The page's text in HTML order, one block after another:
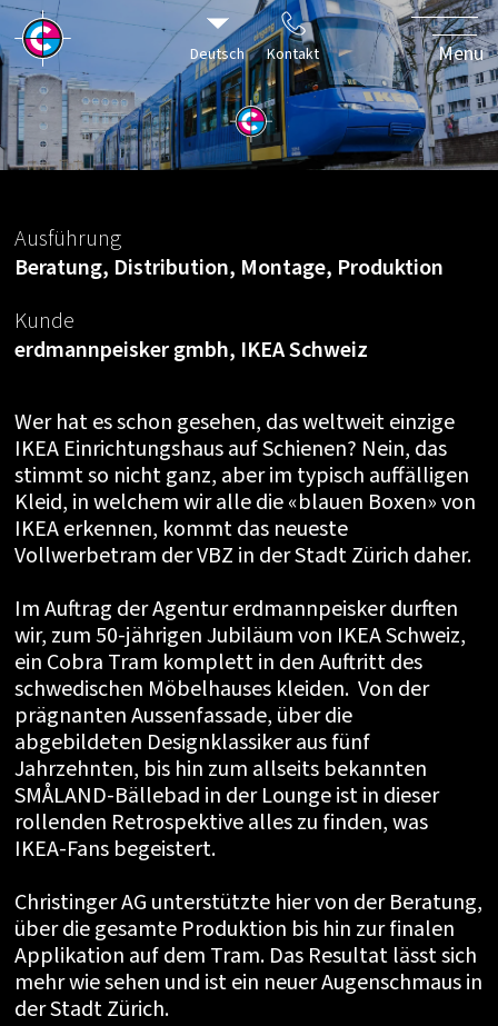
Deutsch Kontakt Menu
jährigen
Jubiläum
Ausführung
Beratung, Distribution, Montage, Produktion
Kunde
erdmannpeisker gmbh, IKEA Schweiz
Wer hat es schon gesehen, das weltweit einzige
IKEA Einrichtungshaus auf Schienen? Nein, das
stimmt so nicht ganz, aber im typisch auffälligen
Kleid, in welchem wir alle die «blauen Boxen» von
IKEA erkennen, kommt das neueste
Vollwerbetram der VBZ in der Stadt Zürich daher.
Im Auftrag der Agentur erdmannpeisker durften
wir, zum 50-jährigen Jubiläum von IKEA Schweiz,
ein Cobra Tram komplett in den Auftritt des
schwedischen Möbelhauses kleiden. Von der
prägnanten Aussenfassade, über die
abgebildeten Designklassiker aus fünf
Jahrzehnten, bis hin zum allseits bekannten
SMÅLAND-Bällebad in der Lounge ist in dieser
rollenden Retrospektive alles zu finden, was
IKEA-Fans begeistert.
Christinger AG unterstützte hier von der Beratung,
über die gesamte Produktion bis hin zur finalen
Applikation auf dem Tram. Das Resultat lässt sich
mehr wie sehen und ist ein neuer Augenschmaus in
der Stadt Zürich.